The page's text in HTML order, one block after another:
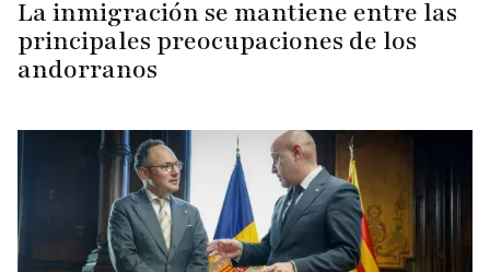
La inmigración se mantiene entre las
principales preocupaciones de los
andorranos